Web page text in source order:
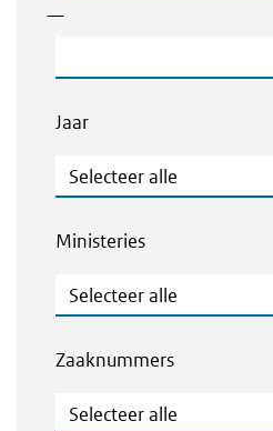
—
Jaar
Jaar
Ministeries
Ministeries
Zaaknummers
Zaaknummers